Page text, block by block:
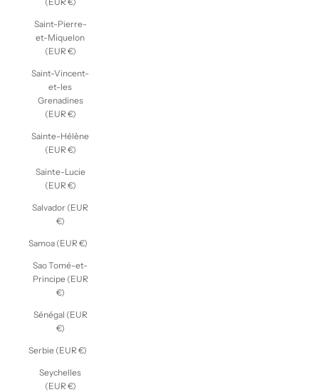
Saint-Pierre-
et-Miquelon
(EUR €)
Saint-Vincent-
et-les
Grenadines
(EUR €)
Sainte-Hélène
(EUR €)
Sainte-Lucie
(EUR €)
Salvador (EUR
€)
Samoa (EUR €)
Sao Tomé-et-
Principe (EUR
€)
Sénégal (EUR
€)
Serbie (EUR €)
Seychelles
(EUR €)